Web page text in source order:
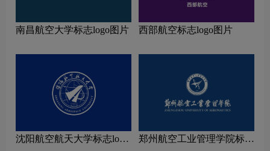
南昌航空大学标志logo图片 西部航空标志logo图片
沈阳航空航天大学标志logo
郑州航空工业管理学院标志